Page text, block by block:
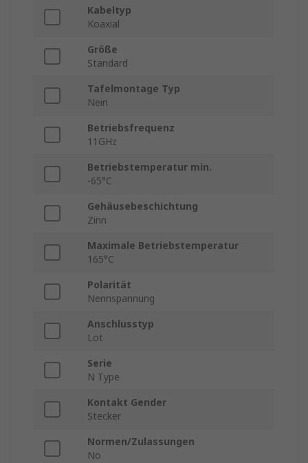
Kabeltyp
Koaxial
Größe
Standard
Tafelmontage Typ
Nein
Betriebsfrequenz
11GHz
Betriebstemperatur min.
-65°C
Gehäusebeschichtung
Zinn
Maximale Betriebstemperatur
165°C
Polarität
Nennspannung
Anschlusstyp
Lot
Serie
N Type
Kontakt Gender
Stecker
Normen/Zulassungen
No